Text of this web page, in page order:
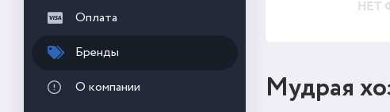
Оплата
Бренды
О компании
Мудрая